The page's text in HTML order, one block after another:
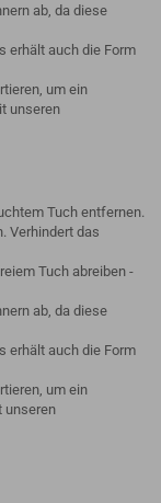
ab, da diese
erhält auch die Form
um ein
unseren
Tuch entfernen.
Verhindert das
Tuch abreiben -
ab, da diese
erhält auch die Form
um ein
unseren